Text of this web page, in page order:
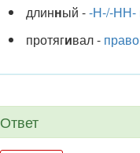
длинный --Н-/-НН-
протягивал -
Ответ